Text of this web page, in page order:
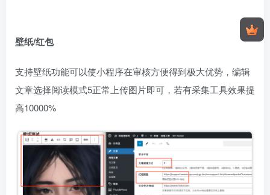
壁纸/红包
支持壁纸功能可以使小程序在审核方便得到极大优势，编辑
文章选择阅读模式5正常上传图片即可，若有采集工具效果提
高10000%